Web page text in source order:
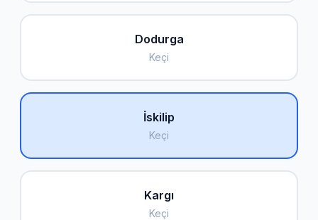
Dodurga
Keçi
İskilip
Keçi
Kargı
Keçi